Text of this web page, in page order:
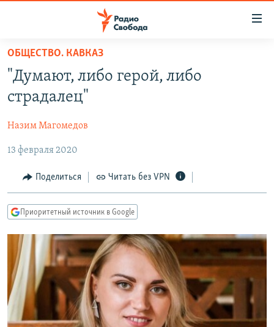
упрощенного
доступа
основному
Вернутся
главной
навигации
Вернутся
поиску
ПРОГРАММЫ
ПОДКАСТЫ
АВТОРСКИЕ ПРОЕКТЫ
ЦИТАТЫ СВОБОДЫ
МНЕНИЯ
КУЛЬТУРА
IDEL.РЕАЛИИ
КАВКАЗ.РЕАЛИИ
СЕВЕР.РЕАЛИИ
СИБИРЬ.РЕАЛИИ
РАСПИСАНИЕ ВЕЩАНИЯ
ПОДПИШИТЕСЬ НА РАССЫЛКУ
ОБЩЕСТВО. КАВКАЗ
"Думают, либо герой, либо
страдалец"
Назим Магомедов
13 февраля 2020
Поделиться Читать без VPN
Приоритетный источник в Google